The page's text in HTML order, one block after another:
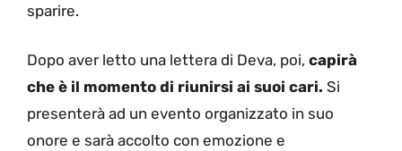
sparire.
Dopo aver letto una lettera di Deva, poi, capirà
che è il momento di riunirsi ai suoi cari. Si
presenterà ad un evento organizzato in suo
onore e sarà accolto con emozione e